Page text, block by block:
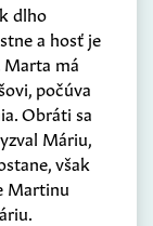
dlho
a hosť je
má
počúva
Obráti sa
Máriu,
však
Martinu